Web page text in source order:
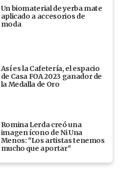
Un biomaterial de yerba mate
aplicado a accesorios de
moda
Así es la Cafetería, el espacio
de Casa FOA 2023 ganador de
la Medalla de Oro
Romina Lerda creó una
imagen ícono de Ni Una
Menos: "Los artistas tenemos
mucho que aportar"